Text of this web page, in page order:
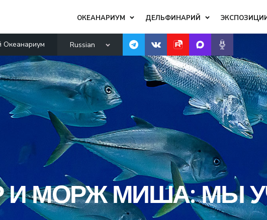
ОКЕАНАРИУМ ДЕЛЬФИНАРИЙ
Океанариум Russian
И МОРЖ МИША: МЫ